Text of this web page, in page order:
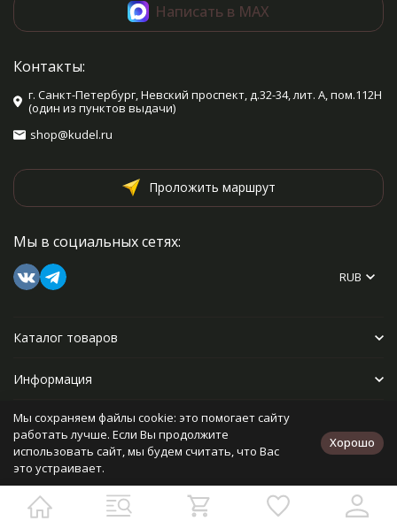
Написать в MAX
Контакты:
г. Санкт-Петербург, Невский проспект, д.32-34, лит. А, пом.112Н
(один из пунктов выдачи)
shop@kudel.ru
Проложить маршрут
Мы в социальных сетях:
RUB
Каталог товаров
Информация
Прочее
Политика персональных данных
Разработано в
bodysite.ru
Мы сохраняем файлы cookie: это помогает сайту
работать лучше. Если Вы продолжите
использовать сайт, мы будем считать, что Вас
это устраивает.
Хорошо